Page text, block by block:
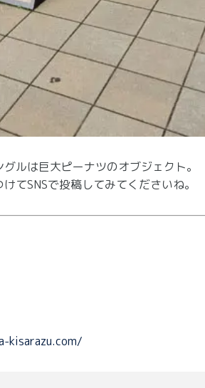
ルは巨大ピーナツのオブジェクト。
てSNSで投稿してみてくださいね。
kisarazu.com/